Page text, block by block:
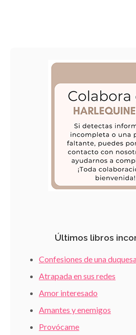
Últimos libros
Confesiones de una
Atrapada en sus redes
Amor interesado
Amantes y enemigos
Provócame